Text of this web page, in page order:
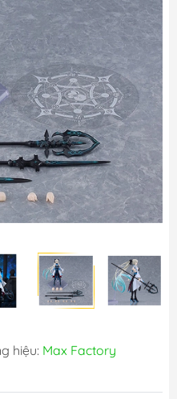
hiệu: Max Factory